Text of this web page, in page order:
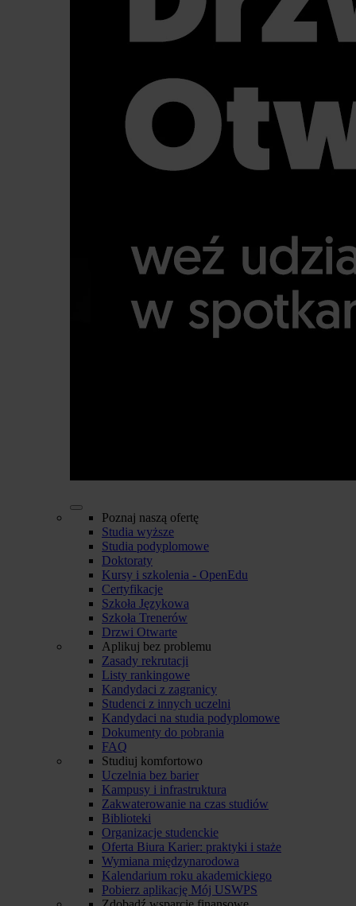
Poznaj naszą ofertę
Studia wyższe
Studia podyplomowe
Doktoraty
Kursy i szkolenia - OpenEdu
Certyfikacje
Szkoła Językowa
Szkoła Trenerów
Drzwi Otwarte
Aplikuj bez problemu
Zasady rekrutacji
Listy rankingowe
Kandydaci z zagranicy
Studenci z innych uczelni
Kandydaci na studia podyplomowe
Dokumenty do pobrania
FAQ
Studiuj komfortowo
Uczelnia bez barier
Kampusy i infrastruktura
Zakwaterowanie na czas studiów
Biblioteki
Organizacje studenckie
Oferta Biura Karier: praktyki i staże
Wymiana międzynarodowa
Kalendarium roku akademickiego
Pobierz aplikację Mój USWPS